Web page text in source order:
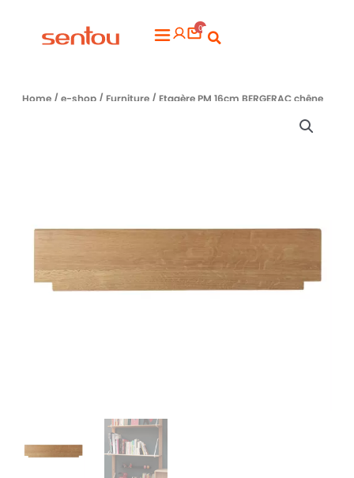
Flyout
0
Home/ e-shop/ Furniture/ Etagère PM 16cm BERGERAC chêne